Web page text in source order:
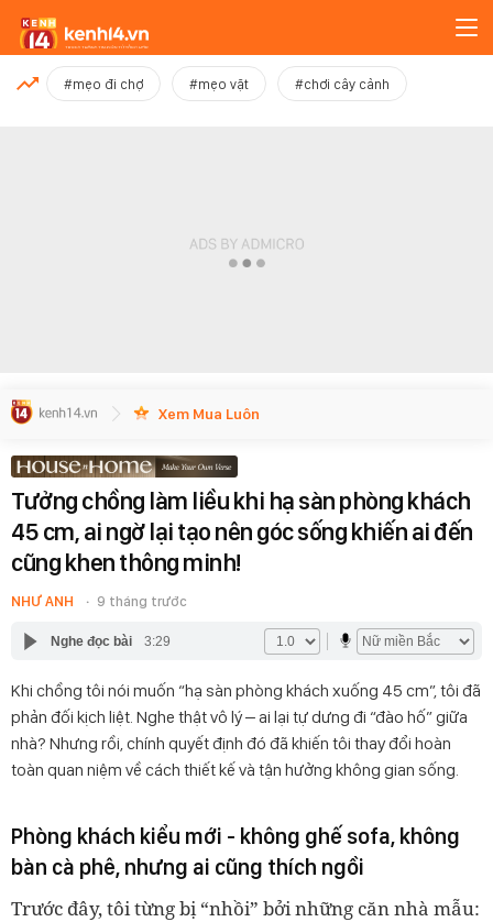
MỚI NHẤT
#mẹo đi chợ #mẹo vặt #chơi cây cảnh
Xem Mua Luôn
Tưởng chồng làm liều khi hạ sàn phòng khách
45 cm, ai ngờ lại tạo nên góc sống khiến ai đến
cũng khen thông minh!
NHƯ ANH 9 tháng trước
Nghe đọc bài 3:29
Khi chồng tôi nói muốn “hạ sàn phòng khách xuống 45 cm”, tôi đã
phản đối kịch liệt. Nghe thật vô lý – ai lại tự dưng đi “đào hố” giữa
nhà? Nhưng rồi, chính quyết định đó đã khiến tôi thay đổi hoàn
toàn quan niệm về cách thiết kế và tận hưởng không gian sống.
Phòng khách kiểu mới - không ghế sofa, không
bàn cà phê, nhưng ai cũng thích ngồi
Trước đây, tôi từng bị “nhồi” bởi những căn nhà mẫu: